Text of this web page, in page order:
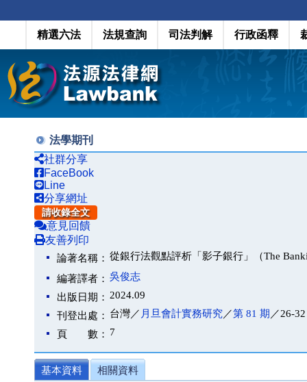
精選六法 法規查詢 司法判解 行政函釋
法學期刊
社群分享
FaceBook
Line
分享網址
請收錄全文
意見回饋
友善列印
論著名稱： 從銀行法觀點評析「影子銀行」（The
編著譯者： 吳俊志
出版日期： 2024.09
刊登出處： 台灣／ 月旦會計實務研究／第 81 期 ／26-
頁 數： 7
基本資料 相關資料